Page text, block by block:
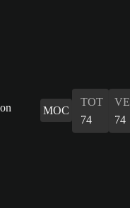
MOC
TOT
74
74